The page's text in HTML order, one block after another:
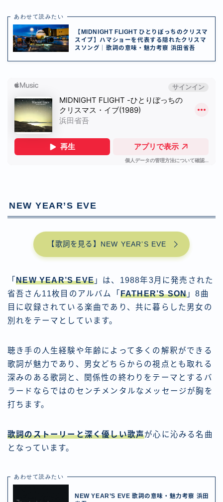
あわせて読みたい
【MIDNIGHT FLIGHT ひとりぼっちのクリスマ
スイブ】ハマショーを代表する隠れたクリスマ
スソング｜歌詞の意味・魅力考察 浜田省吾
NEW YEAR’S EVE
【歌詞を見る】NEW YEAR’S EVE
「NEW YEAR’S EVE 」は、1988年3月に発売された
省吾さん11枚目のアルバム「 FATHER’S SON 」8曲
目に収録されている楽曲であり、共に暮らした男女の
別れをテーマとしています。
聴き手の人生経験や年齢によって多くの解釈ができる
歌詞が魅力であり、男女どちらからの視点とも取れる
深みのある歌詞と、関係性の終わりをテーマとするバ
ラードならではのセンチメンタルなメッセージが胸を
打ちます。
歌詞のストーリーと深く優しい歌声が心に沁みる名曲
となっています。
あわせて読みたい
NEW YEAR’S EVE 歌詞の意味・魅力考察 浜田